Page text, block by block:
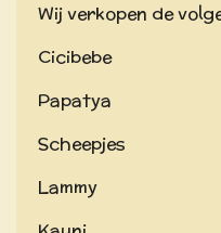
Wij verkopen de
Cicibebe
Papatya
Scheepjes
Lammy